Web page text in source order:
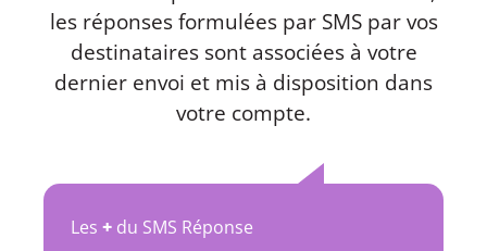
les réponses formulées par SMS par vos
destinataires sont associées à votre
dernier envoi et mis à disposition dans
votre compte.
Les + du SMS Réponse